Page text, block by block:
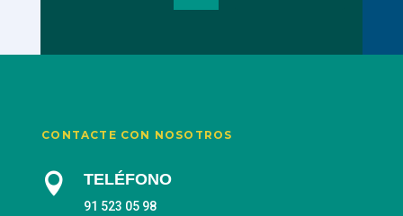
CONTACTE CON NOSOTROS
 TELÉFONO
91 523 05 98